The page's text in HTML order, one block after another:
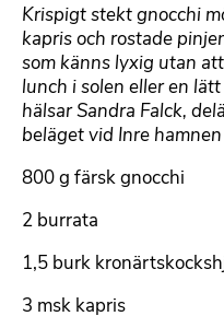
Krispigt stekt gnocchi
kapris och rostade
som känns lyxig utan
lunch i solen eller en
hälsar Sandra Falck,
beläget vid Inre
800 g färsk gnocchi
2 burrata
1,5 burk
3 msk kapris